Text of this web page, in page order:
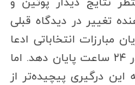
تغییر در دیدگاه قبلی
انتخاباتی ادعا
کرده بود که می‌تواند این جنگ را در ۲۴ ساعت پایان دهد. اما
این درگیری پیچیده‌تر از